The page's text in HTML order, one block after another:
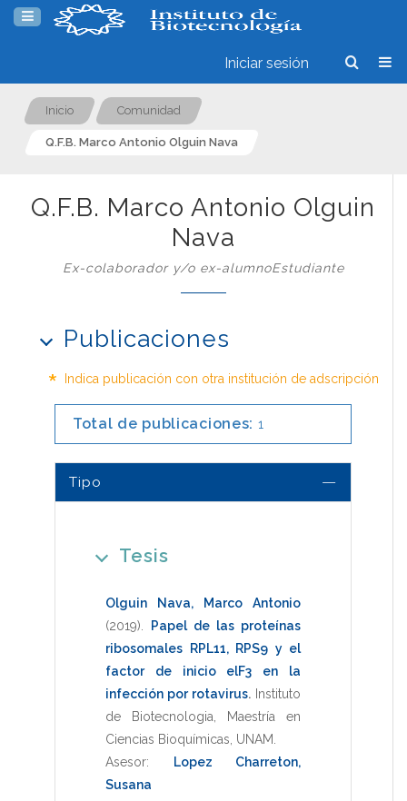
Iniciar sesión
Inicio Comunidad
Q.F.B. Marco Antonio Olguin Nava
Q.F.B. Marco Antonio Olguin
Nava
Ex-colaborador y/o ex-alumnoEstudiante
Publicaciones
* Indica publicación con otra institución de adscripción
Total de publicaciones: 1
Tipo
Tesis
Olguin Nava, Marco Antonio
(2019)
Papel de las proteínas
ribosomales RPL11, RPS9 y el
factor de inicio elF3 en la
infección por rotavirus. Instituto
de Biotecnologia
Maestría en
Ciencias Bioquímicas UNAM
Asesor: Lopez Charreton,
Susana